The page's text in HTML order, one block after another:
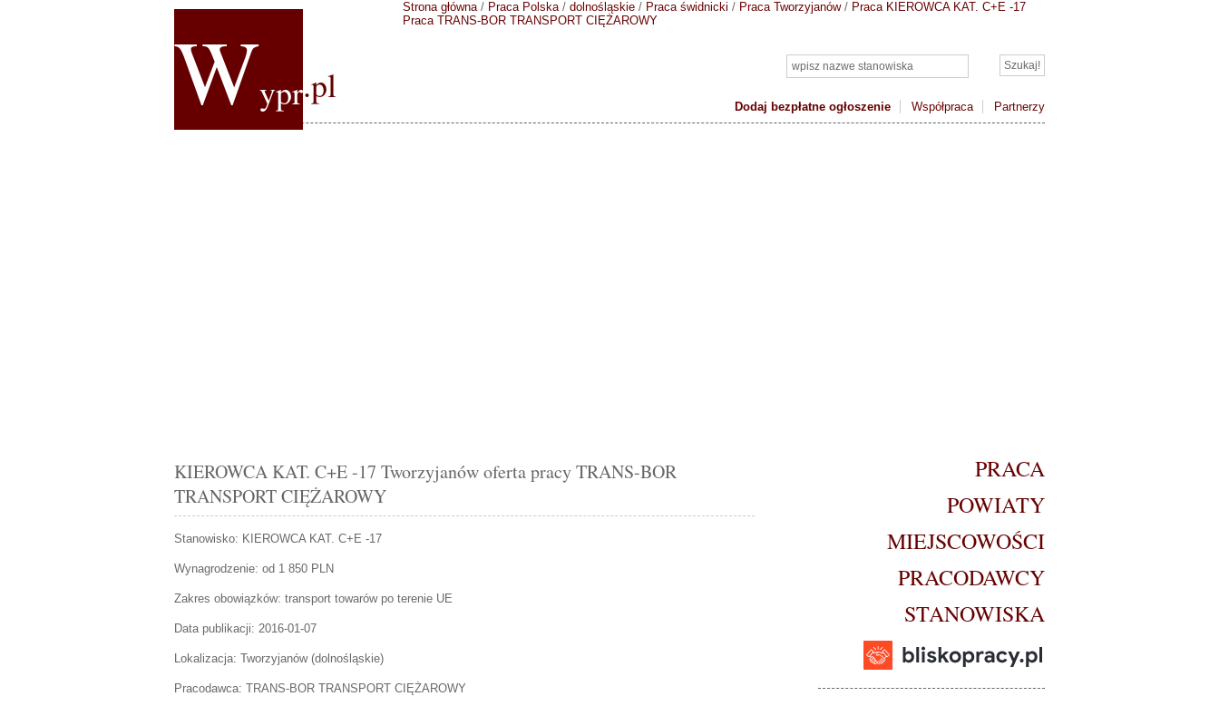
Wypr.pl
Dodaj bezpłatne ogłoszenie Współpraca Partnerzy
Strona główna/ Praca Polska/ dolnośląskie / Praca świdnicki / Praca Tworzyjanów/ Praca KIEROWCA KAT. C+E -17
Praca TRANS-BOR TRANSPORT CIĘŻAROWY
KIEROWCA KAT. C+E -17 Tworzyjanów oferta pracy TRANS-BOR
TRANSPORT CIĘŻAROWY
Stanowisko: KIEROWCA KAT. C+E -17
Wynagrodzenie: od 1 850 PLN
Zakres obowiązków: transport towarów po terenie UE
Data publikacji: 2016-01-07
Lokalizacja: Tworzyjanów(dolnośląskie)
Pracodawca: TRANS-BOR TRANSPORT CIĘŻAROWY
PRACA
POWIATY
MIEJSCOWOŚCI
PRACODAWCY
STANOWISKA